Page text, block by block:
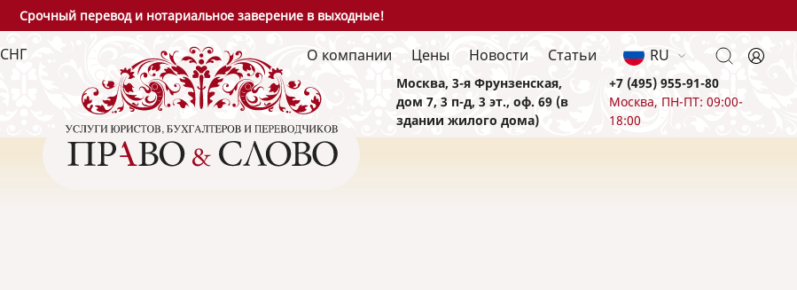
Срочный перевод и нотариальное заверение в выходные!
СНГ О компании Цены Новости Статьи RU
Москва, 3-я Фрунзенская,
дом 7, 3 п-д, 3 эт., оф. 69 (в
здании жилого дома)
+7 (495) 955-91-80
Москва, ПН-ПТ: 09:00-
18:00